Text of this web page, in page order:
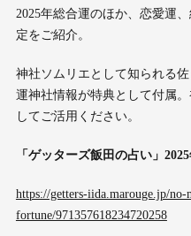
2025年総合運のほか、恋愛運
定をご紹介。
神社ソムリエとして知られる
運神社情報が特典として付属
してご活用ください。
「ゲッターズ飯田の占い」
https://getters-iida.marouge.jp/no-
fortune/971357618234720258